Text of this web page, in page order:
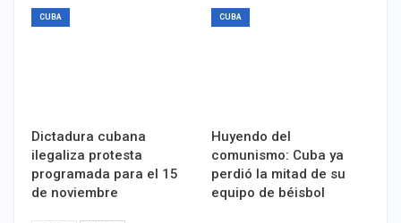
CUBA
Dictadura cubana
ilegaliza protesta
programada para el 15
de noviembre
CUBA
Huyendo del
comunismo: Cuba ya
perdió la mitad de su
equipo de béisbol